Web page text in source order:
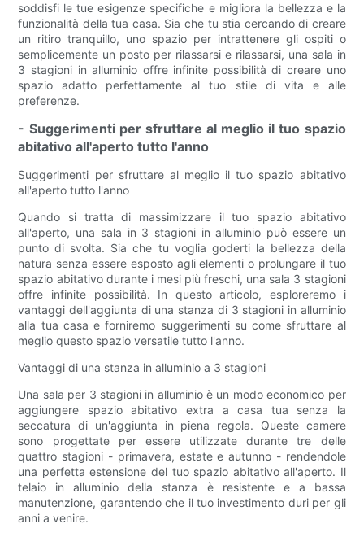
soddisfi le tue esigenze specifiche e migliora la bellezza e la
funzionalità della tua casa. Sia che tu stia cercando di creare
un ritiro tranquillo, uno spazio per intrattenere gli ospiti o
semplicemente un posto per rilassarsi e rilassarsi, una sala in
3 stagioni in alluminio offre infinite possibilità di creare uno
spazio adatto perfettamente al tuo stile di vita e alle
preferenze.
- Suggerimenti per sfruttare al meglio il tuo spazio
abitativo all'aperto tutto l'anno
Suggerimenti per sfruttare al meglio il tuo spazio abitativo
all'aperto tutto l'anno
Quando si tratta di massimizzare il tuo spazio abitativo
all'aperto, una sala in 3 stagioni in alluminio può essere un
punto di svolta. Sia che tu voglia goderti la bellezza della
natura senza essere esposto agli elementi o prolungare il tuo
spazio abitativo durante i mesi più freschi, una sala 3 stagioni
offre infinite possibilità. In questo articolo, esploreremo i
vantaggi dell'aggiunta di una stanza di 3 stagioni in alluminio
alla tua casa e forniremo suggerimenti su come sfruttare al
meglio questo spazio versatile tutto l'anno.
Vantaggi di una stanza in alluminio a 3 stagioni
Una sala per 3 stagioni in alluminio è un modo economico per
aggiungere spazio abitativo extra a casa tua senza la
seccatura di un'aggiunta in piena regola. Queste camere
sono progettate per essere utilizzate durante tre delle
quattro stagioni - primavera, estate e autunno - rendendole
una perfetta estensione del tuo spazio abitativo all'aperto. Il
telaio in alluminio della stanza è resistente e a bassa
manutenzione, garantendo che il tuo investimento duri per gli
anni a venire.